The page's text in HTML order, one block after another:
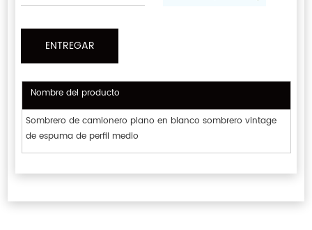
Nombre del producto
Sombrero de camionero plano en blanco sombrero vintage
de espuma de perfil medio